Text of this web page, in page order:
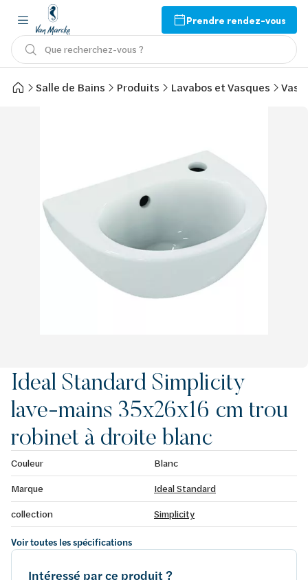
Prendre rendez-vous
Que recherchez-vous ?
Salle de Bains Produits Lavabos et Vasques
Ideal Standard Simplicity
lave-mains 35x26x16 cm trou
robinet à droite blanc
Couleur
Blanc
Marque
Ideal Standard
collection
Simplicity
Voir toutes les spécifications
Intéressé par ce produit ?